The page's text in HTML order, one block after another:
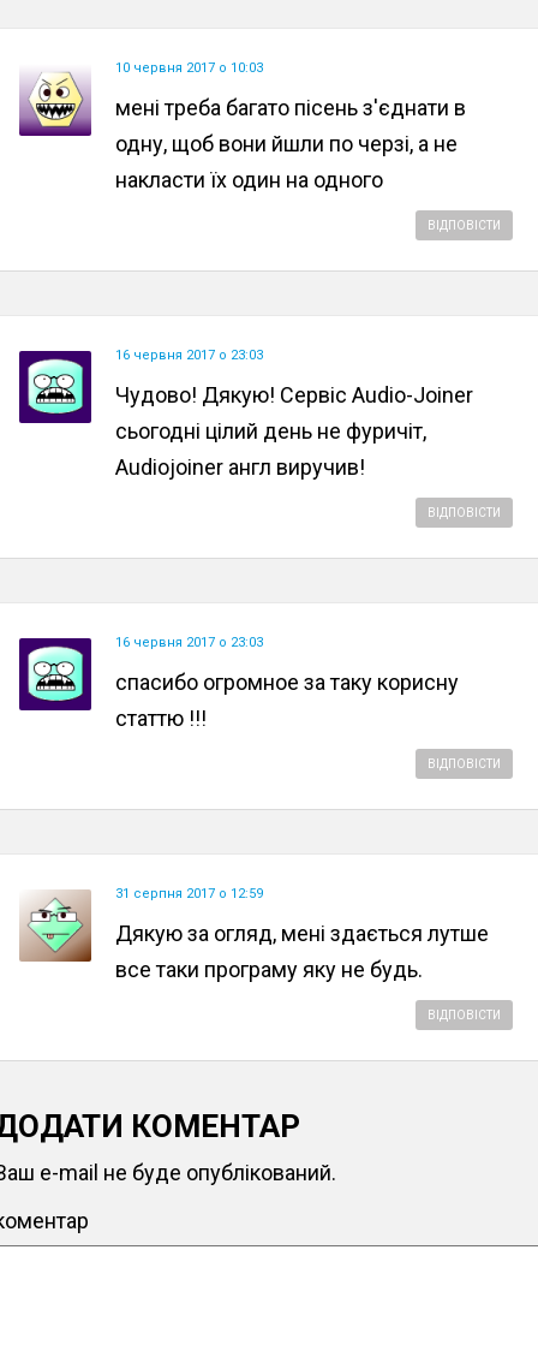
10 червня 2017 о 10:03
мені треба багато пісень з'єднати в
одну, щоб вони йшли по черзі, а не
накласти їх один на одного
ВІДПОВІСТИ
16 червня 2017 о 23:03
Чудово! Дякую! Сервіс Audio-Joiner
сьогодні цілий день не фуричіт,
Audiojoiner англ виручив!
ВІДПОВІСТИ
16 червня 2017 о 23:03
спасибо огромное за таку корисну
статтю !!!
ВІДПОВІСТИ
31 серпня 2017 о 12:59
Дякую за огляд, мені здається лутше
все таки програму яку не будь.
ВІДПОВІСТИ
КОМЕНТАР
e-mail не буде опублікований.